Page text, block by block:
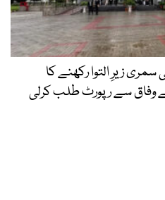
زیرِ التوا رکھنے کا
نے وفاق سے رپورٹ طلب کرلی